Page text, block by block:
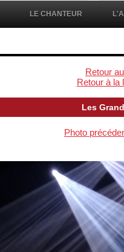
LE CHANTEUR
Retour
Retour à la
Les
Photo